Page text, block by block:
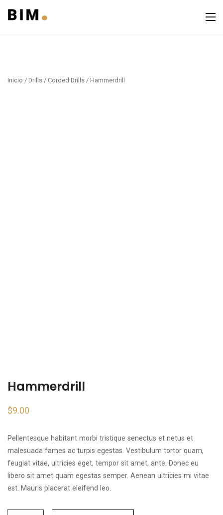
Inicio / Drills / Corded Drills / Hammerdrill
Hammerdrill
$9.00
Pellentesque habitant morbi tristique senectus et netus et
malesuada fames ac turpis egestas. Vestibulum tortor quam,
feugiat vitae, ultricies eget, tempor sit amet, ante. Donec eu
libero sit amet quam egestas semper. Aenean ultricies mi vitae
est. Mauris placerat eleifend leo.